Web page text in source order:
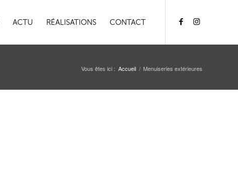
ACTU RÉALISATIONS CONTACT
Vous êtes ici : Accueil / Menuiseries extérieures